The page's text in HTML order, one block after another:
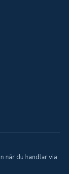
när du handlar via